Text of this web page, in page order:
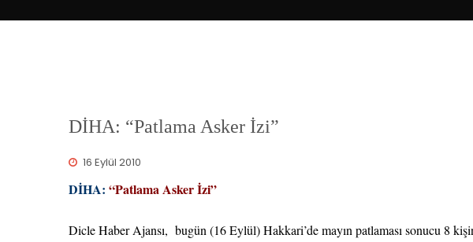
DİHA: “Patlama Asker İzi”
16 Eylül 2010
DİHA: “Patlama Asker İzi”
Dicle Haber Ajansı, bugün (16 Eylül) Hakkari’de mayın patlaması sonucu 8